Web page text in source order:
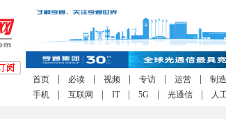
首页 必读 视频 专访 运营 制造
手机
互联网 IT 5G 光通信 人